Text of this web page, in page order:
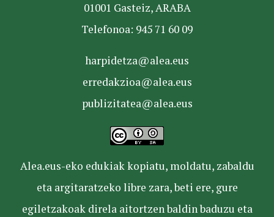
01001 Gasteiz, ARABA
Telefonoa: 945 71 60 09
harpidetza@alea.eus
erredakzioa@alea.eus
publizitatea@alea.eus
Alea.eus-eko edukiak kopiatu, moldatu, zabaldu
eta argitaratzeko libre zara, beti ere, gure
egiletzakoak direla aitortzen baldin baduzu eta